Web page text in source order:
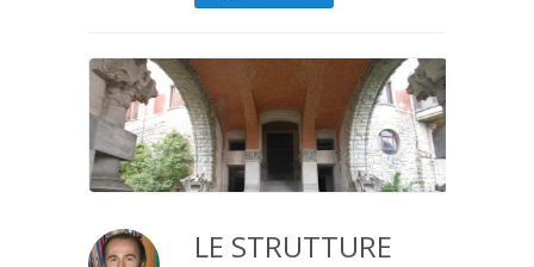
LE STRUTTURE